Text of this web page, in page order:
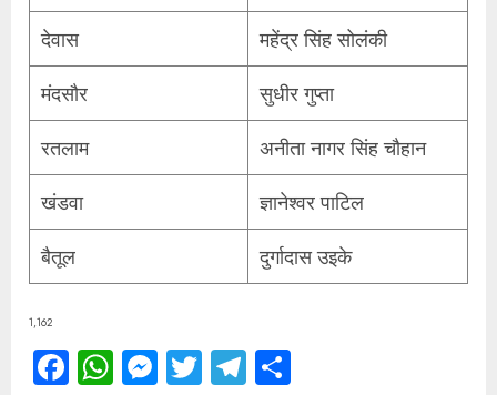
देवास महेंद्र सिंह सोलंकी
मंदसौर सुधीर गुप्ता
रतलाम अनीता नागर सिंह चौहान
खंडवा ज्ञानेश्वर पाटिल
बैतूल दुर्गादास उइके
1,162
Facebook
WhatsApp
Messenger
TwitterTelegram